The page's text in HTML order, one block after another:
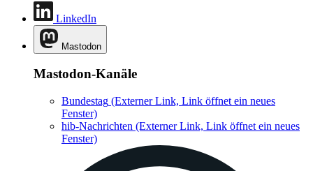
LinkedIn
Mastodon
Mastodon-Kanäle
Bundestag (Externer Link, Link öffnet ein neues
Fenster)
hib-Nachrichten (Externer Link, Link öffnet ein neues
Fenster)